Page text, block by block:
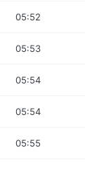
05:52
05:53
05:54
05:54
05:55